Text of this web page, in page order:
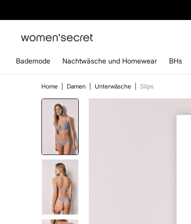
Bademode Nachtwäsche und Homewear BHs
Home Damen Unterwäsche Slips